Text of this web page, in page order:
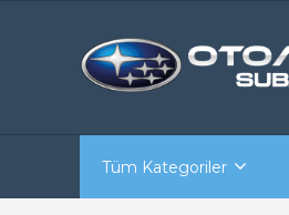
Tüm Kategoriler